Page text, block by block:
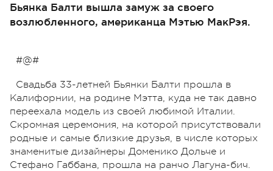
Бьянка Балти вышла замуж за своего
возлюбленного, американца Мэтью МакРэя.
#@#
Свадьба 33-летней Бьянки Балти прошла в
Калифорнии, на родине Мэтта, куда не так давно
переехала модель из своей любимой Италии.
Скромная церемония, на которой присутствовали
родные и самые близкие друзья, в числе которых
знаменитые дизайнеры Доменико Дольче и
Стефано Габбана, прошла на ранчо Лагуна-бич.